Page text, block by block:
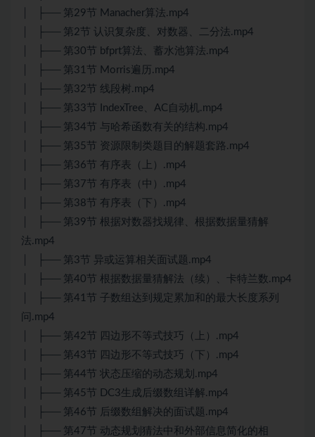
│ ├── 第29节 Manacher算法.mp4
│ ├── 第2节 认识复杂度、对数器、二分法.mp4
│ ├── 第30节 bfprt算法、蓄水池算法.mp4
│ ├── 第31节 Morris遍历.mp4
│ ├── 第32节 线段树.mp4
│ ├── 第33节 IndexTree、AC自动机.mp4
│ ├── 第34节 与哈希函数有关的结构.mp4
│ ├── 第35节 资源限制类题目的解题套路.mp4
│ ├── 第36节 有序表（上）.mp4
│ ├── 第37节 有序表（中）.mp4
│ ├── 第38节 有序表（下）.mp4
│ ├── 第39节 根据对数器找规律、根据数据量猜解
法.mp4
│ ├── 第3节 异或运算相关面试题.mp4
│ ├── 第40节 根据数据量猜解法（续）、卡特兰数.mp4
│ ├── 第41节 子数组达到规定累加和的最大长度系列
问.mp4
│ ├── 第42节 四边形不等式技巧（上）.mp4
│ ├── 第43节 四边形不等式技巧（下）.mp4
│ ├── 第44节 状态压缩的动态规划.mp4
│ ├── 第45节 DC3生成后缀数组详解.mp4
│ ├── 第46节 后缀数组解决的面试题.mp4
│ ├── 第47节 动态规划猜法中和外部信息简化的相